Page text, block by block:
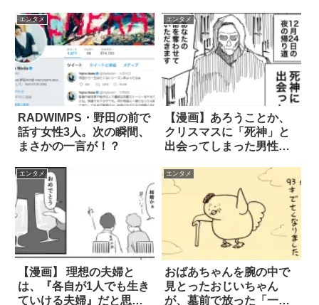
エンタメ
RADWIMPS・野田の前で
話す女性3人。次の瞬間、
まさかの一言が！？
エンタメ
【漫画】あろうことか、
クリスマスに「死神」と
出会ってしまった男性。
エンタメ
【漫画】 理想の夫婦と
は、『各自が1人でも生き
ていける夫婦』だと思う
エンタメ
おばあちゃんを腕の中で
見とったおじいちゃん
が、墓前で放った「一